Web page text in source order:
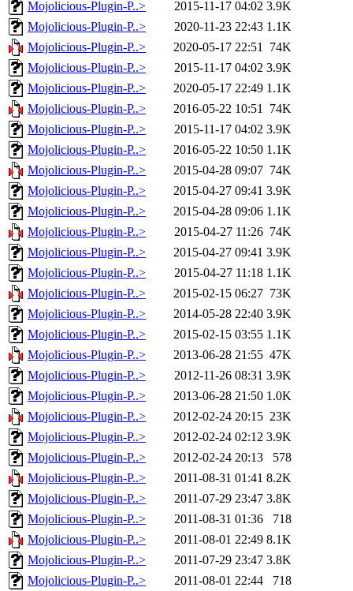
Mojolicious-Plugin-P..> 2015-11-17 04:02 3.9K
Mojolicious-Plugin-P..>
2020-11-23 22:43 1.1K
Mojolicious-Plugin-P..>
2020-05-17 22:51 74K
Mojolicious-Plugin-P..>
2015-11-17 04:02 3.9K
Mojolicious-Plugin-P..>
2020-05-17 22:49 1.1K
Mojolicious-Plugin-P..>
2016-05-22 10:51 74K
Mojolicious-Plugin-P..>
2015-11-17 04:02 3.9K
Mojolicious-Plugin-P..>
2016-05-22 10:50 1.1K
Mojolicious-Plugin-P..>
2015-04-28 09:07 74K
Mojolicious-Plugin-P..>
2015-04-27 09:41 3.9K
Mojolicious-Plugin-P..>
2015-04-28 09:06 1.1K
Mojolicious-Plugin-P..>
2015-04-27 11:26 74K
Mojolicious-Plugin-P..>
2015-04-27 09:41 3.9K
Mojolicious-Plugin-P..>
2015-04-27 11:18 1.1K
Mojolicious-Plugin-P..>
2015-02-15 06:27 73K
Mojolicious-Plugin-P..>
2014-05-28 22:40 3.9K
Mojolicious-Plugin-P..>
2015-02-15 03:55 1.1K
Mojolicious-Plugin-P..>
2013-06-28 21:55 47K
Mojolicious-Plugin-P..>
2012-11-26 08:31 3.9K
Mojolicious-Plugin-P..>
2013-06-28 21:50 1.0K
Mojolicious-Plugin-P..>
2012-02-24 20:15 23K
Mojolicious-Plugin-P..>
2012-02-24 02:12 3.9K
Mojolicious-Plugin-P..>
2012-02-24 20:13
578
Mojolicious-Plugin-P..>
2011-08-31 01:41 8.2K
Mojolicious-Plugin-P..>
2011-07-29 23:47 3.8K
Mojolicious-Plugin-P..>
2011-08-31 01:36
718
Mojolicious-Plugin-P..>
2011-08-01 22:49 8.1K
Mojolicious-Plugin-P..>
2011-07-29 23:47 3.8K
Mojolicious-Plugin-P..>
2011-08-01 22:44
718